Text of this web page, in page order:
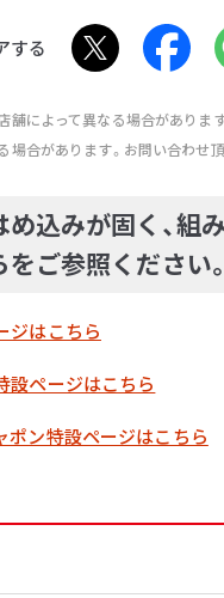
する
によって異なる場合があります
合があります。お問い合わせ
込みが固く、組
ご参照ください。
ジはこちら
設ページはこちら
ポン特設ページはこちら